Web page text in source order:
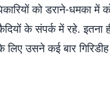
को डराने-धमका में
के संपर्क में रहे.
लिए उसने कई बार